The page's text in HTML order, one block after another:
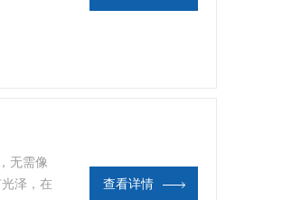
无需像
泽，在
查看详情